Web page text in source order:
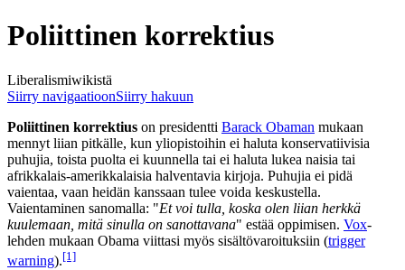
Poliittinen korrektius
Liberalismiwikistä
Siirry navigaatioonSiirry hakuun
Poliittinen korrektius on presidentti Barack Obaman mukaan
mennyt liian pitkälle, kun yliopistoihin ei haluta konservatiivisia
puhujia, toista puolta ei kuunnella tai ei haluta lukea naisia tai
afrikkalais-amerikkalaisia halventavia kirjoja. Puhujia ei pidä
vaientaa, vaan heidän kanssaan tulee voida keskustella.
Vaientaminen sanomalla: "Et voi tulla, koska olen liian herkkä
kuulemaan, mitä sinulla on sanottavana" estää oppimisen. Vox-
lehden mukaan Obama viittasi myös sisältövaroituksiin (trigger
warning).[1]